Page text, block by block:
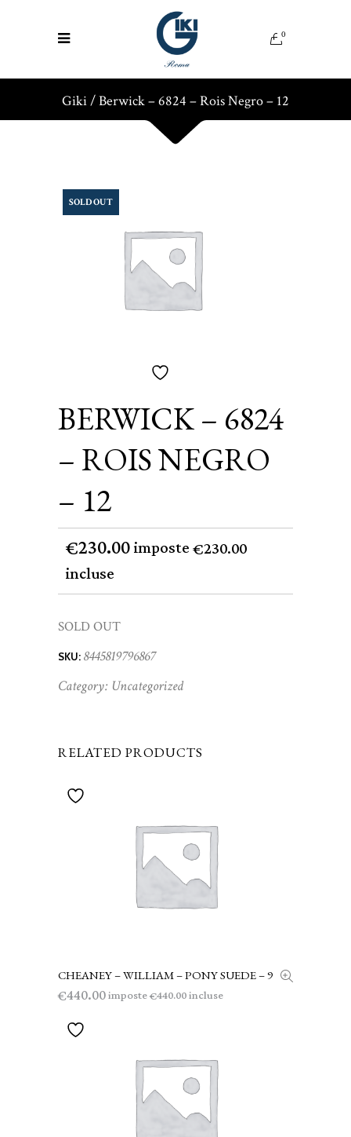
0
Giki/Berwick – 6824 – Rois Negro – 12
SOLD OUT
BERWICK – 6824
– ROIS NEGRO
– 12
€230.00imposte€230.00
incluse
SOLD OUT
SKU: 8445819796867
Category: Uncategorized
RELATED PRODUCTS
AGGIUNGI AL CARRELLO
CHEANEY – WILLIAM – PONY SUEDE – 9
€440.00imposte€440.00incluse